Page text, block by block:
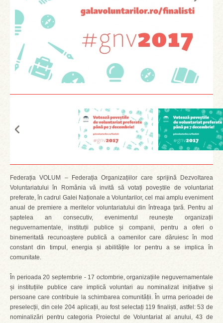
Federația VOLUM – Federația Organizațiilor care sprijină Dezvoltarea
Voluntariatului în România vă invită să votați poveștile de voluntariat
preferate, în cadrul Galei Naționale a Voluntarilor, cel mai amplu eveniment
anual de premiere a meritelor voluntariatului din întreaga țară. Pentru al
șaptelea an consecutiv, evenimentul reunește organizații
neguvernamentale, instituții publice și companii, pentru a oferi o
binemeritată recunoaștere publică a oamenilor care dăruiesc în mod
constant din timpul, energia și abilitățile lor pentru a se implica în
comunitate.
În perioada 20 septembrie - 17 octombrie, organizațiile neguvernamentale
și instituțiile publice care implică voluntari au nominalizat inițiative și
persoane care contribuie la schimbarea comunității. În urma perioadei de
preselecții, din cele 204 aplicații, au fost selectați 119 finaliști, astfel: 53 de
nominalizări pentru categoria Proiectul de Voluntariat al anului, 43 de